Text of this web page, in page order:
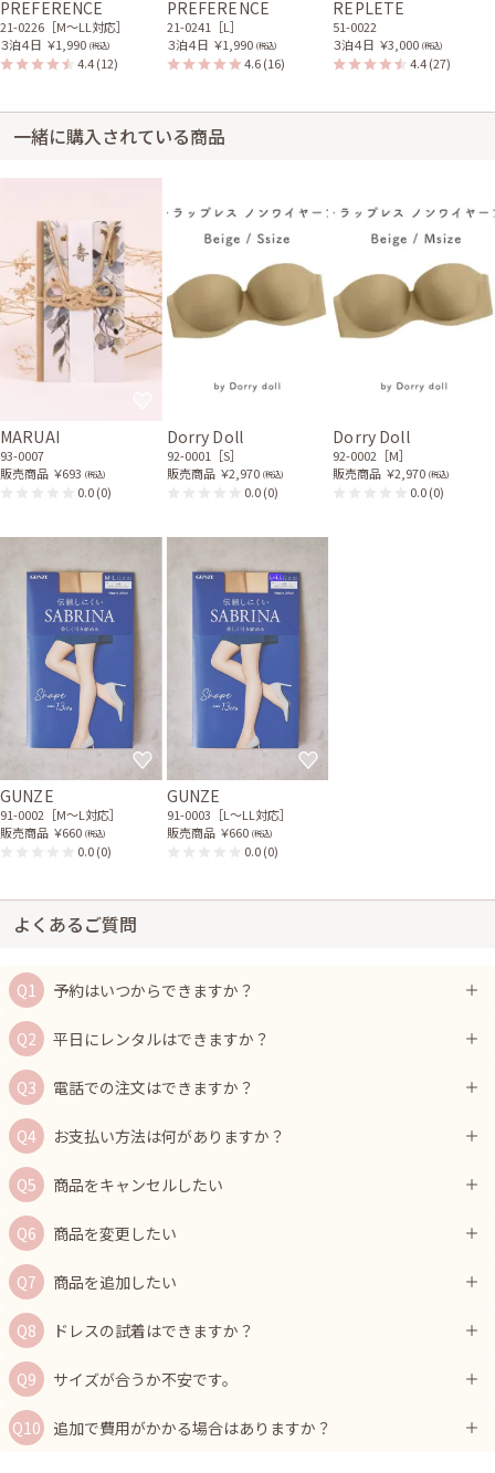
PREFERENCE
21-0226［M〜LL対応］
３泊４日 ￥1,990 (税込)
4.4(12)
PREFERENCE
21-0241［L］
３泊４日 ￥1,990 (税込)
4.6(16)
REPLETE
51-0022
３泊４日 ￥3,000 (税込)
4.4(27)
一緒に購入されている商品
MARUAI
93-0007
販売商品 ￥693 (税込)
0.0(0)
Dorry Doll
92-0001［S］
販売商品 ￥2,970 (税込)
0.0(0)
Dorry Doll
92-0002［M］
販売商品 ￥2,970 (税込)
0.0(0)
GUNZE
91-0002［M〜L対応］
販売商品 ￥660 (税込)
0.0(0)
GUNZE
91-0003［L〜LL対応］
販売商品 ￥660 (税込)
0.0(0)
よくあるご質問
予約はいつからできますか？
平日にレンタルはできますか？
電話での注文はできますか？
お支払い方法は何がありますか？
商品をキャンセルしたい
商品を変更したい
商品を追加したい
ドレスの試着はできますか？
サイズが合うか不安です。
追加で費用がかかる場合はありますか？